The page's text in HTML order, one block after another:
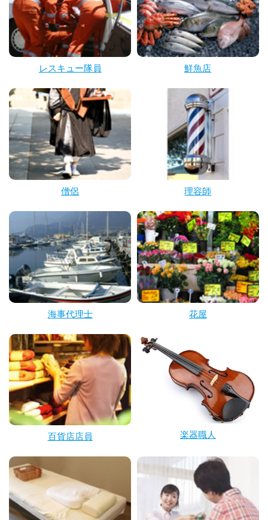
レスキュー隊員 鮮魚店
僧侶 理容師
海事代理士 花屋
百貨店店員 楽器職人